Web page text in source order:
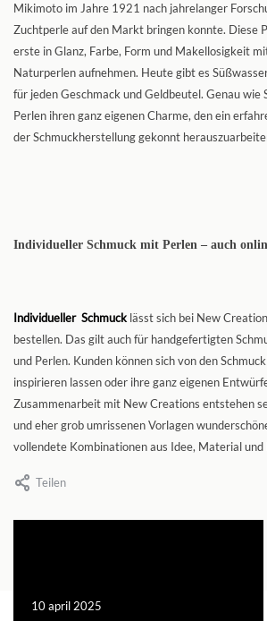
Mikimoto im Jahre 1921 nach jahrelanger
Zuchtperle auf den Markt bringen konnte. Diese
erste in Glanz, Farbe, Form und Makellosigkeit
Naturperlen aufnehmen. Heute gibt es
für jeden Geschmack und Geldbeutel. Genau wie
Perlen ihren ganz eigenen Charme, den ein
der Schmuckherstellung gekonnt
Individueller Schmuck mit Perlen – auch
Individueller Schmuck lässt sich bei New
bestellen. Das gilt auch für handgefertigten
und Perlen. Kunden können sich von den
inspirieren lassen oder ihre ganz eigenen
Zusammenarbeit mit New Creations entstehen
und eher grob umrissenen Vorlagen
vollendete Kombinationen aus Idee, Material
Teilen
10 april 2025